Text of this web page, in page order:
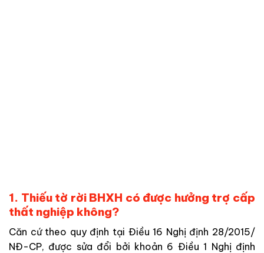
1. Thiếu tờ rời BHXH có được hưởng trợ cấp
thất nghiệp không?
Căn cứ theo quy định tại Điều 16 Nghị định 28/2015/
NĐ-CP, được sửa đổi bởi khoản 6 Điều 1 Nghị định